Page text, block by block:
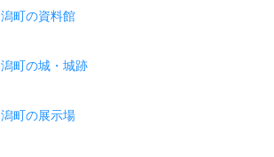
町の資料館
町の城・城跡
町の展示場